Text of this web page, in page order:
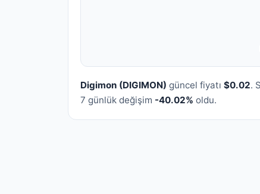
Digimon (DIGIMON) güncel fiyatı $0.02.
7 günlük değişim -40.02% oldu.